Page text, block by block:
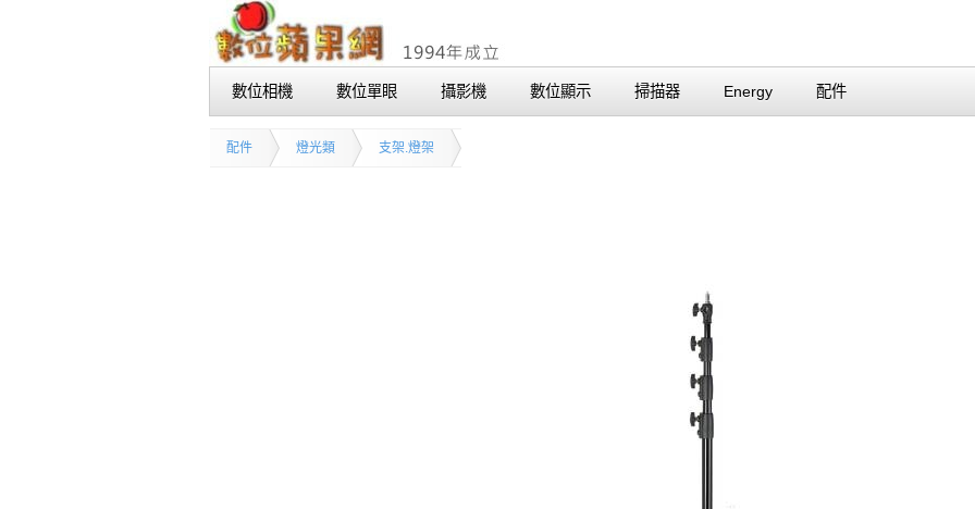
數位相機 數位單眼 攝影機 數位顯示 掃描器 Energy 配件
配件 燈光類 支架.燈架